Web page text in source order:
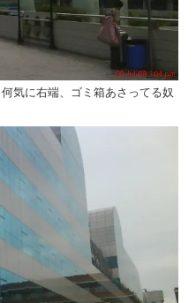
気に右端、ゴミ箱あさってる奴